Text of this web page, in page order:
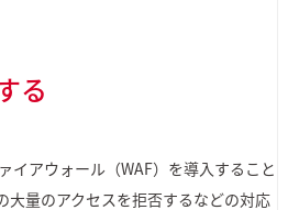
る
イアウォール（WAF）を導入すること
大量のアクセスを拒否するなどの対応